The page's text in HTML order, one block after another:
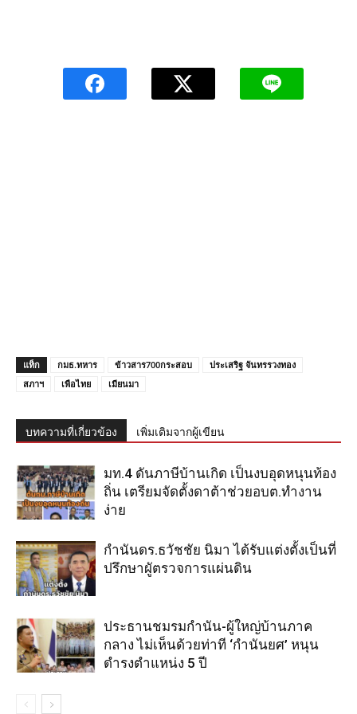
แท็ก กมธ.ทหาร ข้าวสาร700กระสอบ
ประเสริฐ จันทรรวงทอง
สภาฯ
เพือไทย เมียนมา
บทความที่เกี่ยวข้อง เพิ่มเติมจากผู้เขียน
มท.4 ดันภาษีบ้านเกิด เป็นงบอุดหนุนท้อง
ถิ่น เตรียมจัดตั้งดาต้าช่วยอบต.ทำงาน
ง่าย
กำนันดร.ธวัชชัย นิมา ได้รับแต่งตั้งเป็นที่
ปรึกษาผูัตรวจการแผ่นดิน
ประธานชมรมกำนัน-ผู้ใหญ่บ้านภาค
กลาง ไม่เห็นด้วยท่าที ‘กำนันยศ’ หนุน
ดำรงตำแหน่ง 5 ปี